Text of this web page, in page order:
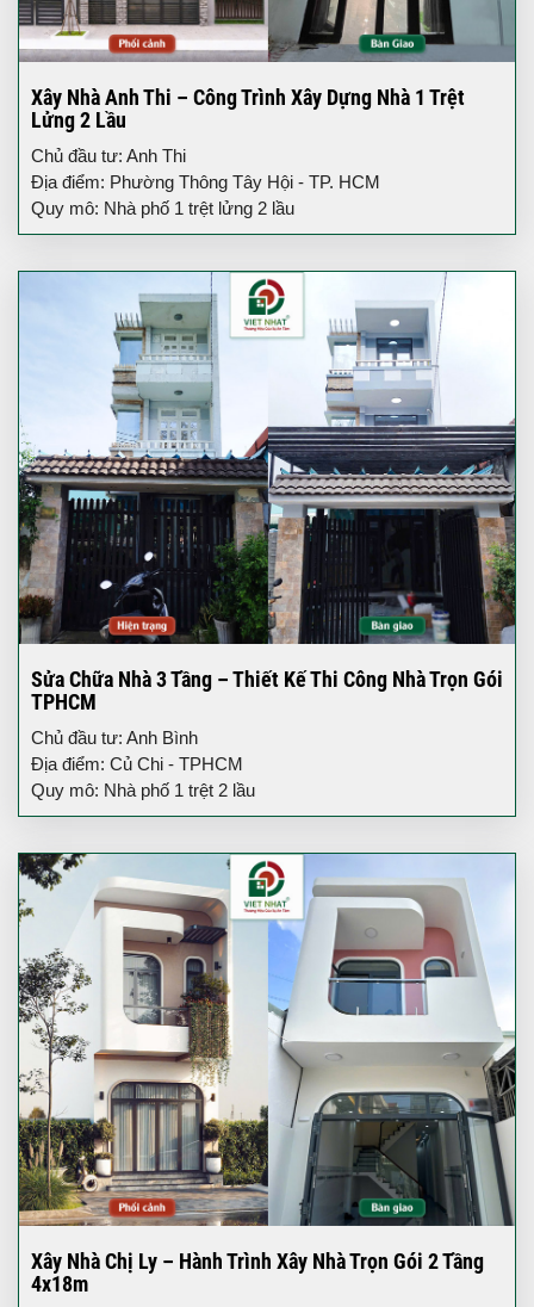
Xây Nhà Anh Thi – Công Trình Xây Dựng Nhà 1 Trệt
Lửng 2 Lầu
Chủ đầu tư: Anh Thi
Địa điểm: Phường Thông Tây Hội - TP. HCM
Quy mô: Nhà phố 1 trệt lửng 2 lầu
Sửa Chữa Nhà 3 Tầng – Thiết Kế Thi Công Nhà Trọn Gói
TPHCM
Chủ đầu tư: Anh Bình
Địa điểm: Củ Chi - TPHCM
Quy mô: Nhà phố 1 trệt 2 lầu
Xây Nhà Chị Ly – Hành Trình Xây Nhà Trọn Gói 2 Tầng
4x18m